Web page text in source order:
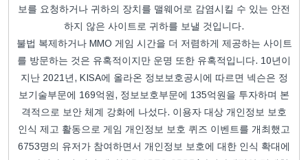
보를 요청하거나 귀하의 장치를 맬웨어로 감염시킬 수 있는 안전
하지 않은 사이트로 귀하를 보낼 것입니다.
불법 복제하거나 MMO 게임 시간을 더 저렴하게 제공하는 사이트
를 방문하는 것은 유혹적이지만 운명 또한 유혹적입니다. 10년이
지난 2021년, KISA에 올라온 정보보호공시에 따르면 넥슨은 정
보기술부문에 169억원, 정보보호부문에 135억원을 투자하며 본
격적으로 보안 체계 강화에 나섰다. 이용자 대상 개인정보 보호
인식 제고 활동으로 게임 개인정보 보호 퀴즈 이벤트를 개최했고
6753명의 유저가 참여하면서 개인정보 보호에 대한 인식 확대에